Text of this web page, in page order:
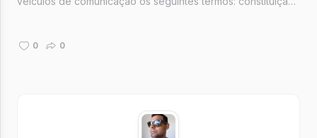
obscuridade do...
0 0